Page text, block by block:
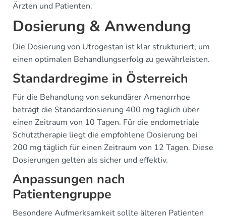
Ärzten und Patienten.
Dosierung & Anwendung
Die Dosierung von Utrogestan ist klar strukturiert, um
einen optimalen Behandlungserfolg zu gewährleisten.
Standardregime in Österreich
Für die Behandlung von sekundärer Amenorrhoe
beträgt die Standarddosierung 400 mg täglich über
einen Zeitraum von 10 Tagen. Für die endometriale
Schutztherapie liegt die empfohlene Dosierung bei
200 mg täglich für einen Zeitraum von 12 Tagen. Diese
Dosierungen gelten als sicher und effektiv.
Anpassungen nach
Patientengruppe
Besondere Aufmerksamkeit sollte älteren Patienten